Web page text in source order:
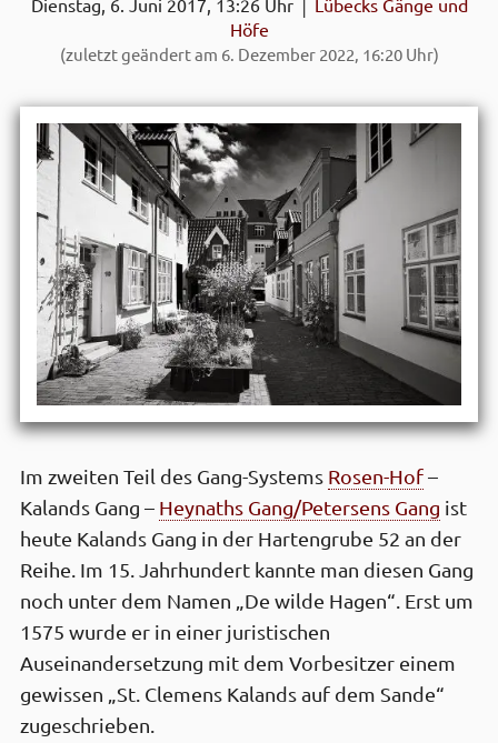
Dienstag, 6. Juni 2017, 13:26 Uhr │ Lübecks Gänge und
Höfe
(zuletzt geändert am 6. Dezember 2022, 16:20 Uhr)
Im zweiten Teil des Gang-Systems Rosen-Hof–
Kalands Gang – Heynaths Gang/Petersens Gang ist
heute Kalands Gang in der Hartengrube 52 an der
Reihe. Im 15. Jahrhundert kannte man diesen Gang
noch unter dem Namen „De wilde Hagen“. Erst um
1575 wurde er in einer juristischen
Auseinandersetzung mit dem Vorbesitzer einem
gewissen „St. Clemens Kalands auf dem Sande“
zugeschrieben.